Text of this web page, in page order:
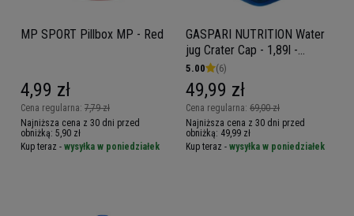
MP SPORT Pillbox MP - Red
Cena regularna: 7,79 zł
4,99 zł
Najniższa cena z 30 dni przed
obniżką: 5,90 zł
Kup teraz - wysyłka w poniedziałek
GASPARI NUTRITION Water
jug Crater Cap - 1,89l -
Kanister, bidon, butelka na
wodę
5.00 (6)
Cena regularna: 69,00 zł
49,99 zł
Najniższa cena z 30 dni przed
obniżką: 49,99 zł
Kup teraz - wysyłka w poniedziałek